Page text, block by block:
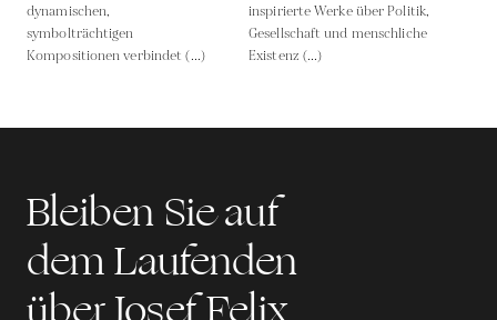
dynamischen,
symbolträchtigen
Kompositionen verbindet (...)
inspirierte Werke über Politik,
Gesellschaft und menschliche
Existenz (...)
Bleiben Sie auf
dem Laufenden